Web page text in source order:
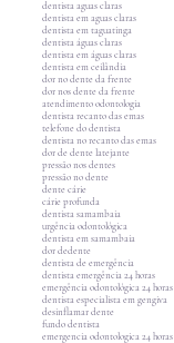
dentista aguas claras
dentista em aguas claras
dentista em taguatinga
dentista águas claras
dentista em águas claras
dentista em ceilândia
dor no dente da frente
dor nos dente da frente
atendimento odontologia
dentista recanto das emas
telefone do dentista
dentista no recanto das emas
dor de dente latejante
pressão nos dentes
pressão no dente
dente cárie
cárie profunda
dentista samambaia
urgência odontológica
dentista em samambaia
dor dedente
dentista de emergência
dentista emergência 24 horas
emergência odontológica 24 horas
dentista especialista em gengiva
desinflamar dente
fundo dentista
emergencia odontologica 24 horas